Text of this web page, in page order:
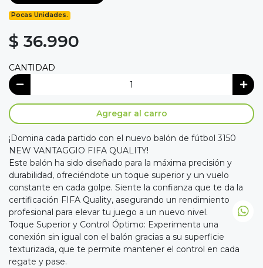
Pocas Unidades.
$ 36.990
CANTIDAD
Agregar al carro
¡Domina cada partido con el nuevo balón de fútbol 3150
NEW VANTAGGIO FIFA QUALITY!
Este balón ha sido diseñado para la máxima precisión y
durabilidad, ofreciéndote un toque superior y un vuelo
constante en cada golpe. Siente la confianza que te da la
certificación FIFA Quality, asegurando un rendimiento
profesional para elevar tu juego a un nuevo nivel.
Toque Superior y Control Óptimo: Experimenta una
conexión sin igual con el balón gracias a su superficie
texturizada, que te permite mantener el control en cada
regate y pase.